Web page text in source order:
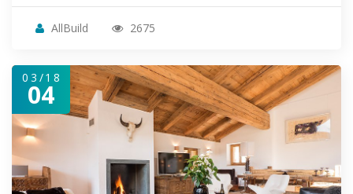
AllBuild 2675
03/18
04